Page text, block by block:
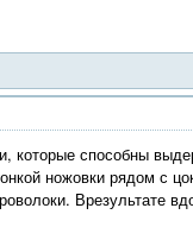
которые способны
ножовки рядом с
Врезультате